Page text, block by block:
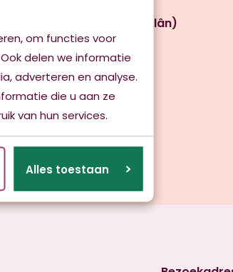
om functies voor
delen we informatie
adverteren en analyse.
die u aan ze
van hun services.
Alles toestaan
Zuid 2 (Aldlân en Nijlân)